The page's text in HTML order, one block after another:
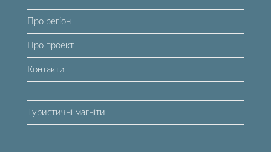
Про регіон
Про проект
Контакти
Туристичні магніти